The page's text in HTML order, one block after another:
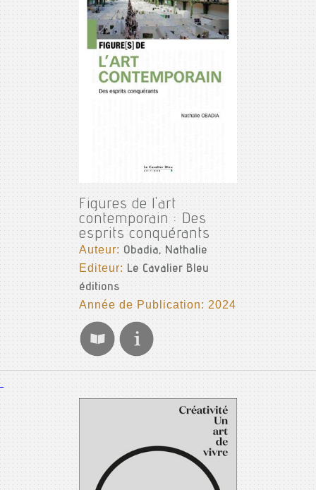
Figures de l'art
contemporain : Des
esprits conquérants
Auteur:Obadia, Nathalie
Editeur: Le Cavalier Bleu
éditions
Année de Publication: 2024